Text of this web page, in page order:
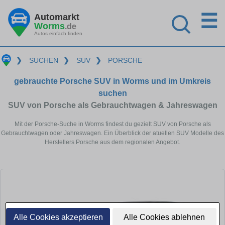
Alle Cookies akzeptieren Alle Cookies ablehnen
Automarkt
Worms.de
Autos einfach finden
☰
❯ SUCHEN ❯ SUV ❯ PORSCHE
gebrauchte Porsche SUV in Worms und im Umkreis
suchen
SUV von Porsche als Gebrauchtwagen & Jahreswagen
Mit der Porsche-Suche in Worms findest du gezielt SUV von Porsche als
Gebrauchtwagen oder Jahreswagen. Ein Überblick der atuellen SUV Modelle des
Herstellers Porsche aus dem regionalen Angebot.